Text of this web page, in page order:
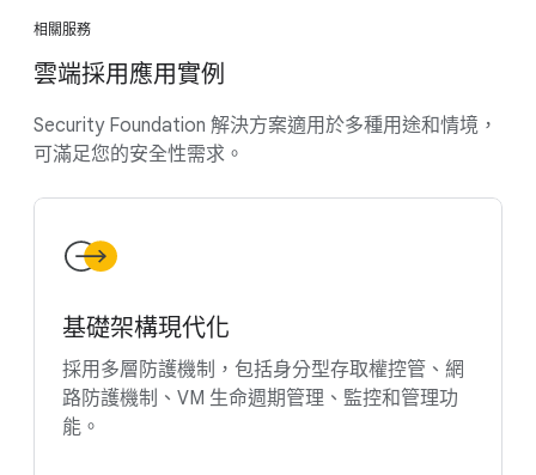
相關服務
雲端採用應用實例
Security Foundation 解決方案適用於多種用途和情境，
可滿足您的安全性需求。
基礎架構現代化
採用多層防護機制，包括身分型存取權控管、網
路防護機制、VM 生命週期管理、監控和管理功
能。